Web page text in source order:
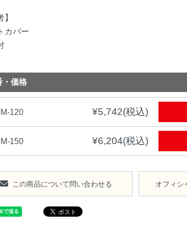
】
カバー
・価格
120 ¥5,742(税込)
150 ¥6,204(税込)
この商品について問い合わせる オフィシ